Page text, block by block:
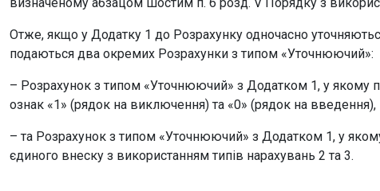
Отже, якщо у Додатку 1 до Розрахунку одночасно
подаються два окремих Розрахунки з типом «Уточнюючий»:
– Розрахунок з типом «Уточнюючий» з Додатком 1, у якому
ознак «1» (рядок на виключення) та «0» (рядок на введення),
– та Розрахунок з типом «Уточнюючий» з Додатком 1, у
єдиного внеску з використанням типів нарахувань 2 та 3.